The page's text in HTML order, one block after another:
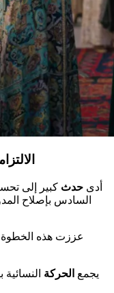
أدى حدث كبير إلى
السادس بإصلاح
عززت هذه الخطوة
يجمع الحركة